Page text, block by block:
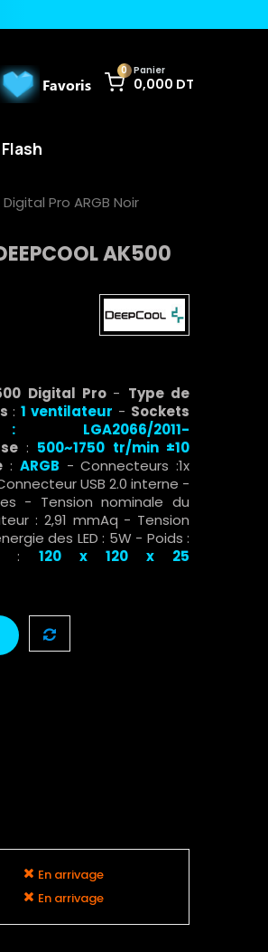
0 Panier
0,000 DT
Favoris
Pro ARGB Noir
AK500
Digital Pro - Type de
: 1 ventilateur - Sockets
: LGA2066/2011-
: 500~1750 tr/min ±10
: ARGB - Connecteurs :1x
USB 2.0 interne -
- Tension nominale du
: 2,91 mmAq - Tension
des LED : 5W - Poids :
: 120 x 120 x 25
En arrivage
En arrivage